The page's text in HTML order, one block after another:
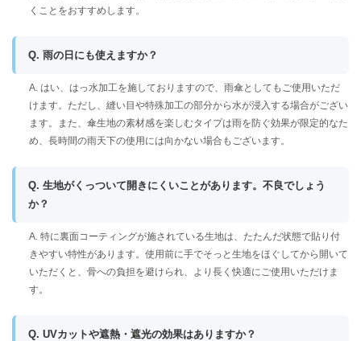
くことをおすすめします。
Q. 雨の日にも使えますか？
A. はい、はっ水加工を施しておりますので、雨傘としてもご使用いただ
けます。ただし、縫い目や特殊加工の部分から水が浸入する場合がござい
ます。また、傘生地の素材感を楽しむタイプは雨を防ぐ効果が限定的なた
め、長時間の雨天下の使用には向かない場合もございます。
Q. 生地がくっついて開きにくいことがあります。不良でしょう
か？
A. 特に裏面コーティングが施されている生地は、たたんだ状態で貼り付
きやすい特性があります。使用前に手でそっと生地をほぐしてから開いて
いただくと、骨への負担を避けられ、より長く快適にご使用いただけま
す。
Q. UVカットや遮熱・遮光の効果はありますか？